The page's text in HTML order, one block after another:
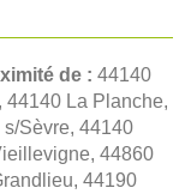
de : 44140
44140 La Planche,
Sèvre, 44140
44860
44190